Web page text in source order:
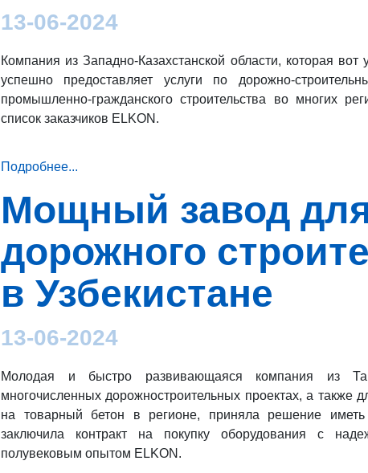
13-06-2024
Компания из Западно-Казахстанской области, которая
успешно предоставляет услуги по дорожно-
промышленно-гражданского строительства во многих
список заказчиков ELKON.
Подробнее...
Мощный завод
дорожного
в Узбекистане
13-06-2024
Молодая и быстро развивающаяся компания из
многочисленных дорожностроительных проектах, а также
на товарный бетон в регионе, приняла решение
заключила контракт на покупку оборудования с
полувековым опытом ELKON.